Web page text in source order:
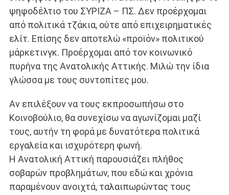
ψηφοδέλτιο του ΣΥΡΙΖΑ – ΠΣ. Δεν προέρχομαι
από πολιτικά τζάκια, ούτε από επιχειρηματικές
ελίτ. Επίσης δεν αποτελώ «προϊόν» πολιτικού
μάρκετινγκ. Προέρχομαι από τον κοινωνικό
πυρήνα της Ανατολικής Αττικής. Μιλώ την ίδια
γλώσσα με τους συντοπίτες μου.
Αν επιλέξουν να τους εκπροσωπήσω στο
Κοινοβούλιο, θα συνεχίσω να αγωνίζομαι μαζί
τους, αυτήν τη φορά με δυνατότερα πολιτικά
εργαλεία και ισχυρότερη φωνή.
Η Ανατολική Αττική παρουσιάζει πλήθος
σοβαρών προβλημάτων, που εδώ και χρόνια
παραμένουν ανοιχτά, ταλαιπωρώντας τους